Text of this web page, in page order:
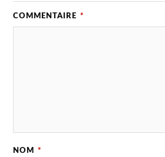
COMMENTAIRE *
NOM *